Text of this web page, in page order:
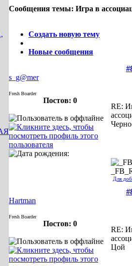
Сообщения темы: Игра в
Создать новую тему
Новые сообщения
s_g@mer
Fresh Boarder
Постов: 0
RE:
Для
Hartman
Fresh Boarder
Постов: 0
RE:
Цой